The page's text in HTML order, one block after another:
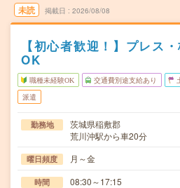
未読 掲載日 2026/08/08
【初心者歓迎！】プレス
OK
職種未経験OK 交通費別途支給あり
派遣
勤務地
茨城県稲敷郡
荒川沖駅から車20分
曜日頻度 月～金
時間 08:30～17:15